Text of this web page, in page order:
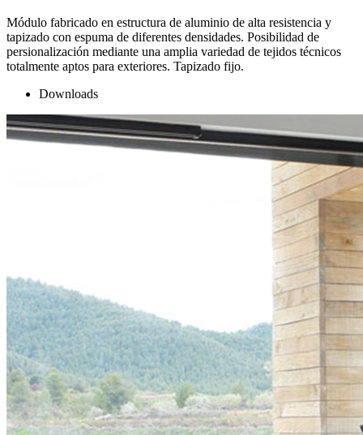
Módulo fabricado en estructura de aluminio de alta resistencia y
tapizado con espuma de diferentes densidades. Posibilidad de
persionalización mediante una amplia variedad de tejidos técnicos
totalmente aptos para exteriores. Tapizado fijo.
Downloads